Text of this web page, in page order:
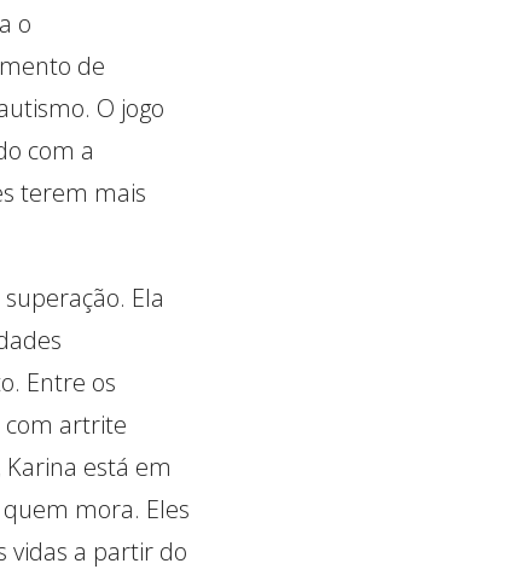
o
de
O jogo
com a
terem mais
Ela
Entre os
com artrite
está em
mora. Eles
vidas a partir do